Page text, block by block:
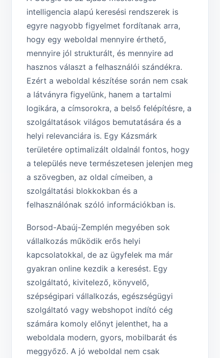
intelligencia alapú keresési rendszerek is
egyre nagyobb figyelmet fordítanak arra,
hogy egy weboldal mennyire érthető,
mennyire jól strukturált, és mennyire ad
hasznos választ a felhasználói szándékra.
Ezért a weboldal készítése során nem csak
a látványra figyelünk, hanem a tartalmi
logikára, a címsorokra, a belső felépítésre, a
szolgáltatások világos bemutatására és a
helyi relevanciára is. Egy Kázsmárk
területére optimalizált oldalnál fontos, hogy
a település neve természetesen jelenjen meg
a szövegben, az oldal címeiben, a
szolgáltatási blokkokban és a
felhasználónak szóló információkban is.
Borsod-Abaúj-Zemplén megyében sok
vállalkozás működik erős helyi
kapcsolatokkal, de az ügyfelek ma már
gyakran online kezdik a keresést. Egy
szolgáltató, kivitelező, könyvelő,
szépségipari vállalkozás, egészségügyi
szolgáltató vagy webshopot indító cég
számára komoly előnyt jelenthet, ha a
weboldala modern, gyors, mobilbarát és
meggyőző. A jó weboldal nem csak